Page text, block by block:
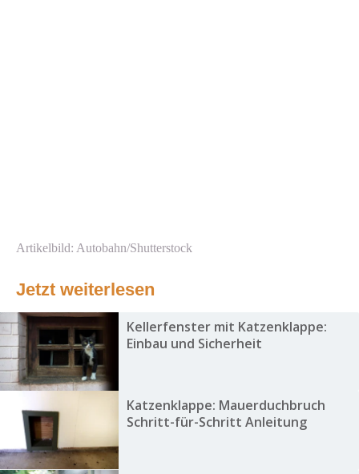
Artikelbild: Autobahn/Shutterstock
Jetzt weiterlesen
Kellerfenster mit Katzenklappe:
Einbau und Sicherheit
Katzenklappe: Mauerduchbruch
Schritt-für-Schritt Anleitung